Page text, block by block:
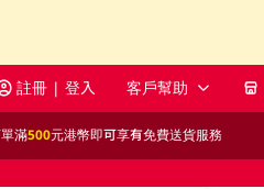
註冊 | 登入 客戶幫助
滿500元港幣即可享有免費送貨服務